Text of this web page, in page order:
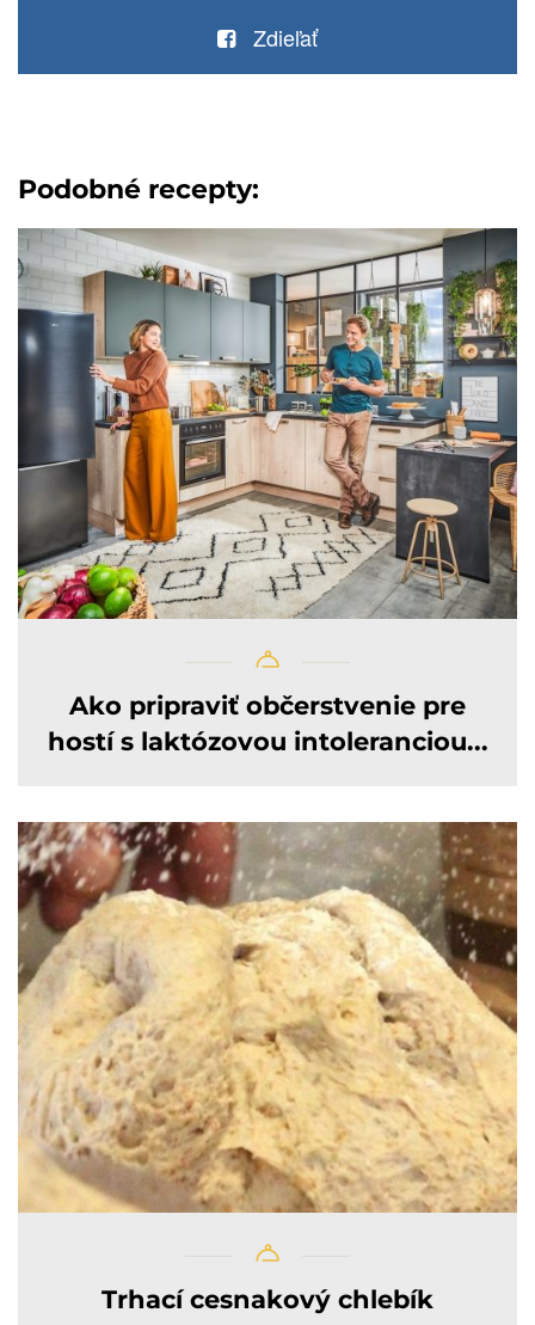
Zdieľať
Podobné recepty:
Ako pripraviť občerstvenie pre
hostí s laktózovou intoleranciou...
Trhací cesnakový chlebík